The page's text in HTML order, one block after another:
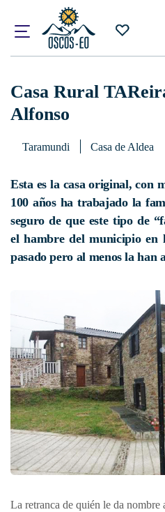
¿Qué visitar?
Casa Rural
Alfonso
Taramundi Casa de Aldea
Esta es la casa original, con
100 años ha trabajado la
seguro de que este tipo de
el hambre del municipio en
pasado pero al menos la han
La retranca de quién le da nombre